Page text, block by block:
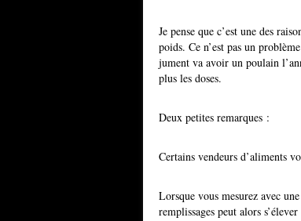
Je pense que c’est une des
poids. Ce n’est pas un
jument va avoir un poulain
plus les doses.
Deux petites remarques :
Certains vendeurs d’aliments
Lorsque vous mesurez avec
remplissages peut alors